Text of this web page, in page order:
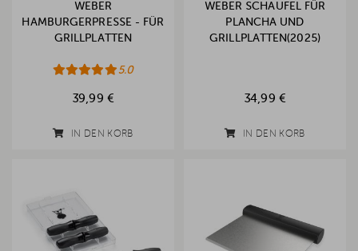
WEBER
HAMBURGERPRESSE - FÜR
GRILLPLATTEN
5.0
39,99 €
IN DEN KORB
WEBER SCHAUFEL FÜR
PLANCHA UND
GRILLPLATTEN(2025)
34,99 €
IN DEN KORB